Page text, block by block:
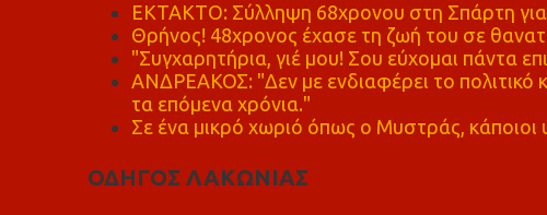
ΕΚΤΑΚΤΟ: Σύλληψη 68χρονου στη Σπάρτη για
Θρήνος! 48χρονος έχασε τη ζωή του σε
"Συγχαρητήρια, γιέ μου! Σου εύχομαι πάντα
ΑΝΔΡΕΑΚΟΣ: "Δεν με ενδιαφέρει το πολιτικό
τα επόμενα χρόνια."
Σε ένα μικρό χωριό όπως ο Μυστράς, κάποιοι
ΟΔΗΓΟΣ ΛΑΚΩΝΙΑΣ